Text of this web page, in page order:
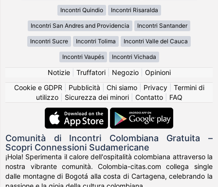
Incontri Quindio Incontri Risaralda
Incontri San Andres and Providencia Incontri Santander
Incontri Sucre Incontri Tolima Incontri Valle del Cauca
Incontri Vaupés Incontri Vichada
Notizie| Truffatori| Negozio| Opinioni
Cookie e GDPR
Pubblicità Chi siamo| Privacy| Termini di
utilizzo| Sicurezza dei minori| Contatto| FAQ
Comunità di Incontri Colombiana Gratuita –
Scopri Connessioni Sudamericane
¡Hola! Sperimenta il calore dell'ospitalità colombiana attraverso la
nostra vibrante comunità. Colombia-citas.com collega single
dalle montagne di Bogotá alla costa di Cartagena, celebrando la